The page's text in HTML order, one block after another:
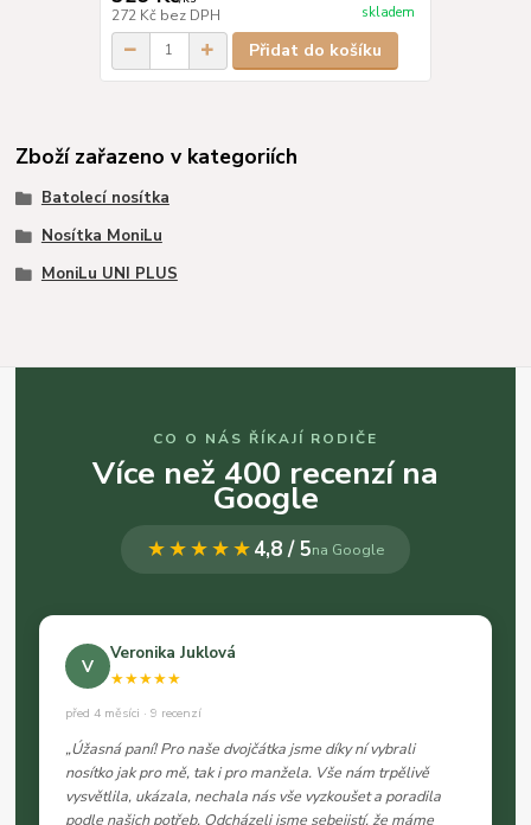
272 Kč bez DPH skladem
Přidat do košíku
Zboží zařazeno v kategoriích
Batolecí nosítka
Nosítka MoniLu
MoniLu UNI PLUS
CO O NÁS ŘÍKAJÍ RODIČE
Více než 400 recenzí na
Google
★★★★★4,8 / 5na Google
V
Veronika Juklová
★★★★★
před 4 měsíci · 9 recenzí
„Úžasná paní! Pro naše dvojčátka jsme díky ní vybrali
nosítko jak pro mě, tak i pro manžela. Vše nám trpělivě
vysvětlila, ukázala, nechala nás vše vyzkoušet a poradila
podle našich potřeb. Odcházeli jsme sebejistí, že máme